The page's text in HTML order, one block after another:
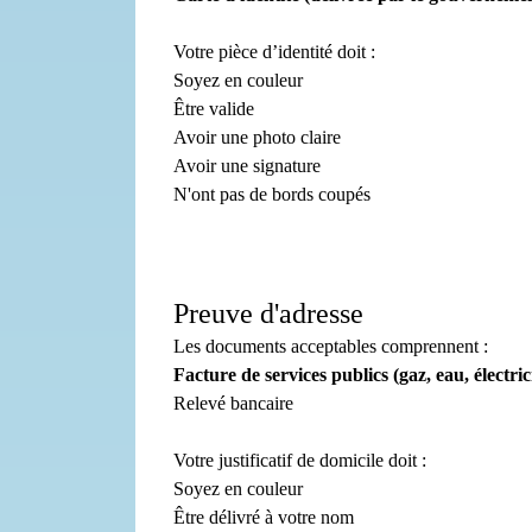
Votre pièce d’identité doit :
Soyez en couleur
Être valide
Avoir une photo claire
Avoir une signature
N'ont pas de bords coupés
Preuve d'adresse
Les documents acceptables comprennent :
Facture de services publics (gaz, eau,
Relevé bancaire
Votre justificatif de domicile doit :
Soyez en couleur
Être délivré à votre nom